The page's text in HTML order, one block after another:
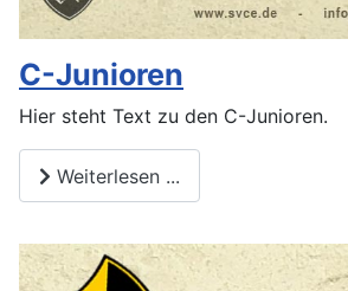
C-Junioren
Hier steht Text zu den C-Junioren.
Weiterlesen ...